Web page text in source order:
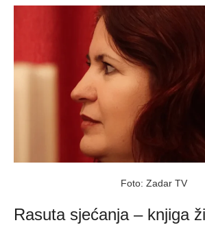
Foto: Zadar TV
Rasuta sjećanja – knjiga